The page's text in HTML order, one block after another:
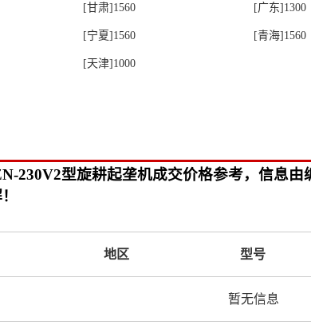
[甘肃]1560 [广东]1300
[宁夏]1560 [青海]1560
[天津]1000
230V2型旋耕起垄机成交价格参考，信息
地区 型号
暂无信息